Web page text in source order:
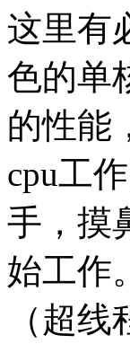
这里有
色的单
的性能
cpu工
手，摸
始工作
（超